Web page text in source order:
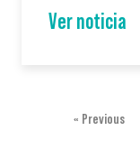
Ver noticia
« Previous